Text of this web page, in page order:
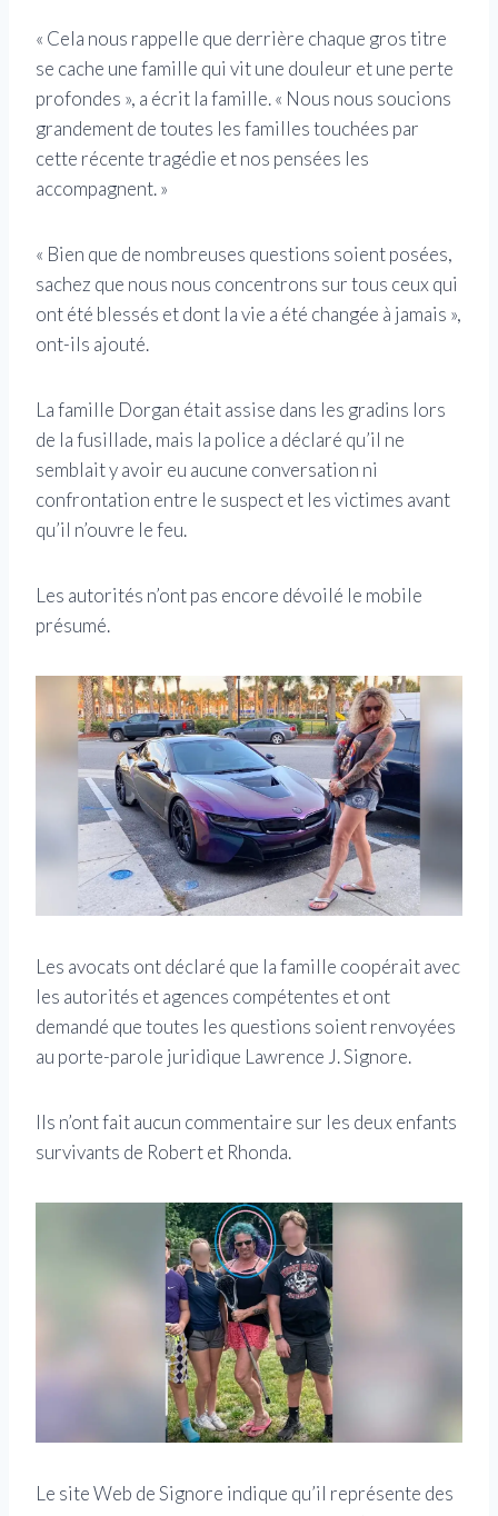
« Cela nous rappelle que derrière chaque gros titre
se cache une famille qui vit une douleur et une perte
profondes », a écrit la famille. « Nous nous soucions
grandement de toutes les familles touchées par
cette récente tragédie et nos pensées les
accompagnent. »
« Bien que de nombreuses questions soient posées,
sachez que nous nous concentrons sur tous ceux qui
ont été blessés et dont la vie a été changée à jamais »,
ont-ils ajouté.
La famille Dorgan était assise dans les gradins lors
de la fusillade, mais la police a déclaré qu’il ne
semblait y avoir eu aucune conversation ni
confrontation entre le suspect et les victimes avant
qu’il n’ouvre le feu.
Les autorités n’ont pas encore dévoilé le mobile
présumé.
Les avocats ont déclaré que la famille coopérait avec
les autorités et agences compétentes et ont
demandé que toutes les questions soient renvoyées
au porte-parole juridique Lawrence J. Signore.
Ils n’ont fait aucun commentaire sur les deux enfants
survivants de Robert et Rhonda.
Le site Web de Signore indique qu’il représente des